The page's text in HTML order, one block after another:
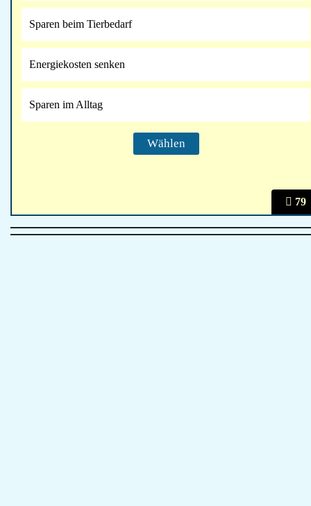
79
Sparen beim Tierbedarf
Energiekosten senken
Sparen im Alltag